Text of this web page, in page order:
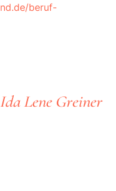
beruf-
Ida Lene Greiner